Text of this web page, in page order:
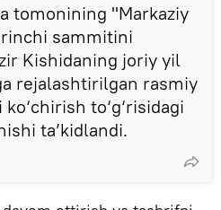
tomonining "Markaziy
sammitini
Kishidaning joriy yil
rejalashtirilgan rasmiy
to‘g‘risidagi
ta’kidlandi.